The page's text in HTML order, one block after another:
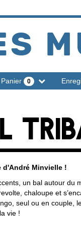
Panier 0
d'André Minvielle !
un bal autour du
chaloupe et
seul ou en couple,
vie !